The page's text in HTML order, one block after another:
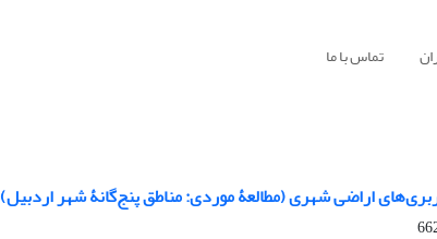
تماس با ما
اراضی شهری (مطالعۀ موردی: مناطق پنج‌گانۀ شهر اردبیل)